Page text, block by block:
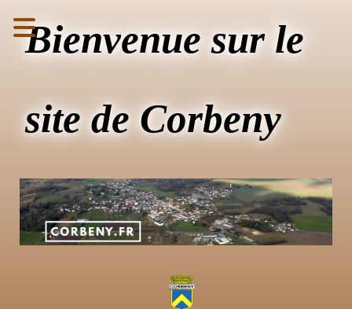
Bienvenue sur le
site de Corbeny